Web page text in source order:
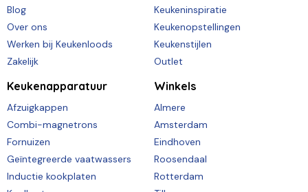
Blog
Over ons
Werken bij Keukenloods
Zakelijk
Keukeninspiratie
Keukenopstellingen
Keukenstijlen
Outlet
Keukenapparatuur
Afzuigkappen
Combi-magnetrons
Fornuizen
Geïntegreerde vaatwassers
Inductie kookplaten
Winkels
Almere
Amsterdam
Eindhoven
Roosendaal
Rotterdam